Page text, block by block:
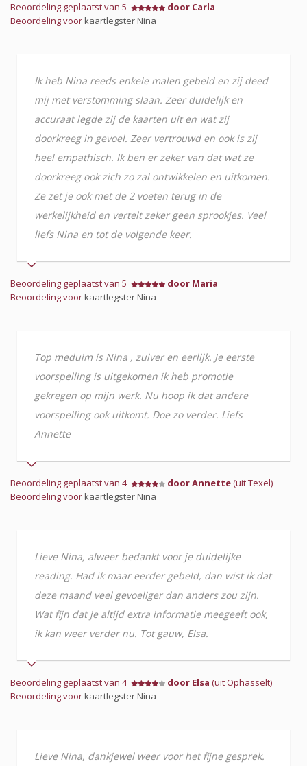
Beoordeling geplaatst van 5
door Carla
Beoordeling voorkaartlegster Nina
Ik heb Nina reeds enkele malen gebeld en zij deed
mij met verstomming slaan. Zeer duidelijk en
accuraat legde zij de kaarten uit en wat zij
doorkreeg in gevoel. Zeer vertrouwd en ook is zij
heel empathisch. Ik ben er zeker van dat wat ze
doorkreeg ook zich zo zal ontwikkelen en uitkomen.
Ze zet je ook met de 2 voeten terug in de
werkelijkheid en vertelt zeker geen sprookjes. Veel
liefs Nina en tot de volgende keer.
Beoordeling geplaatst van 5
door Maria
Beoordeling voorkaartlegster Nina
Top meduim is Nina , zuiver en eerlijk. Je eerste
voorspelling is uitgekomen ik heb promotie
gekregen op mijn werk. Nu hoop ik dat andere
voorspelling ook uitkomt. Doe zo verder. Liefs
Annette
Beoordeling geplaatst van 4 door Annette(uit Texel)
Beoordeling voorkaartlegster Nina
Lieve Nina, alweer bedankt voor je duidelijke
reading. Had ik maar eerder gebeld, dan wist ik dat
deze maand veel gevoeliger dan anders zou zijn.
Wat fijn dat je altijd extra informatie meegeeft ook,
ik kan weer verder nu. Tot gauw, Elsa.
Beoordeling geplaatst van 4 door Elsa (uit Ophasselt)
Beoordeling voorkaartlegster Nina
Lieve Nina, dankjewel weer voor het fijne gesprek.